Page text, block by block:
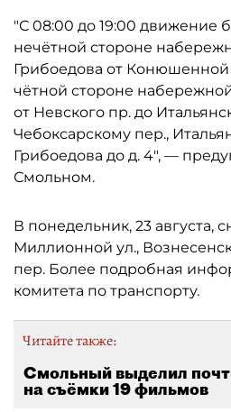
"С 08:00 до 19:00 движение
нечётной стороне
Грибоедова от Конюшенной
чётной стороне
от Невского пр. до
Чебоксарскому пер.,
Грибоедова до д. 4", —
Смольном.
В понедельник, 23 августа,
Миллионной ул.,
пер. Более подробная
комитета по транспорту.
Читайте также:
Смольный выделил
на съёмки 19 фильмов